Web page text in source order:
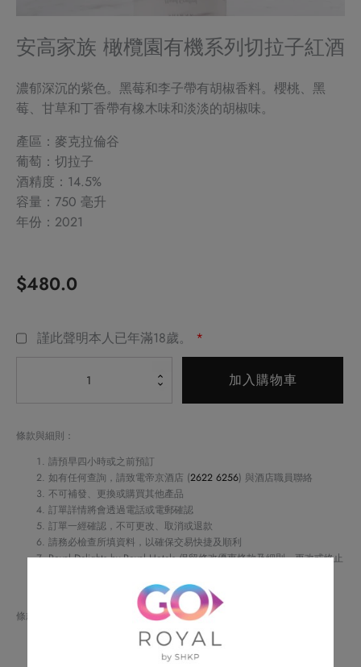
安高家族 橄欖園有機系列切拉子紅酒
濃郁深沉的紫色。黑莓和李子帶有胡椒香料。櫻桃、黑
莓、甘草和丁香帶有橡木味和淡淡的胡椒味。
產區：麥克拉倫谷
葡萄：切拉子
酒精度：14.5%
容量：750 毫升
年份：2021
$480.0
謹此聲明本人已年滿18歲。 *
族
系
拉
加入購物車
條款與細則：
請預早四小時或之前預訂
如有任何查詢，請致電帝京酒店 (2622 6256) 與酒店職員聯絡
不可補發、更換或購買其他產品
訂單詳情將會透過電話或電郵確認
訂單一經確認，不可更改、取消或退款
請務必檢查所填資料，以確保交易快捷及順利
Royal Delights by Royal Hotels 保留修改優惠條款及細則、更改或終止
如有任何爭議，Royal Delights by Royal Hotels 保留最終決定權
條款與細則：
請預早四小時或之前預訂
如有任何查詢，請致電帝京酒店 (2622 6256